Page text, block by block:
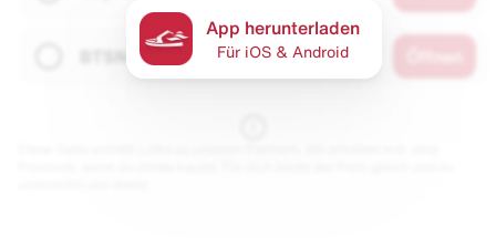
App herunterladen
Für iOS & Android